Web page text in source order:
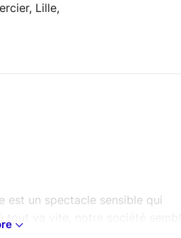
Lille,
est un spectacle sensible qui
tout va vite, notre société semble